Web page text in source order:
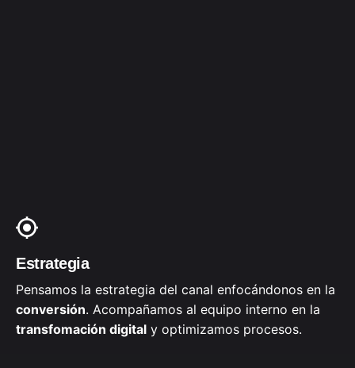
Estrategia
Pensamos la estrategia del canal enfocándonos en la
conversión. Acompañamos al equipo interno en la
transfomación digital y optimizamos procesos.